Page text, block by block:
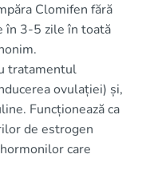
Clomifen fără
în 3-5 zile în toată
tratamentul
ovulației) și,
Funcționează ca
de estrogen
care